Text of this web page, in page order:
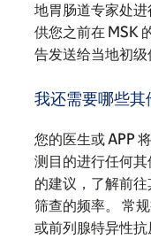
地胃肠道专家处
供您之前在 MSK
告发送给当地初级
我还需要哪些其
您的医生或 APP
测目的进行任何
的建议，了解前
筛查的频率。 常
或前列腺特异性